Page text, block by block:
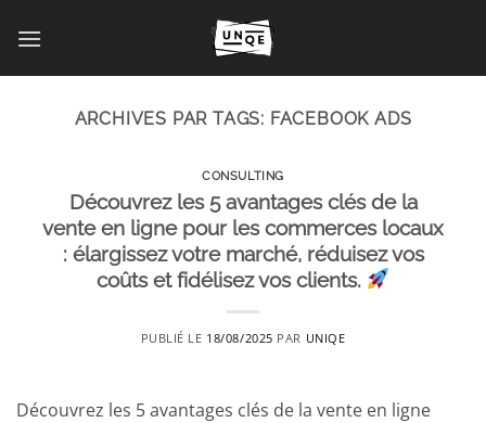
au
ARCHIVES PAR TAGS: FACEBOOK ADS
CONSULTING
Découvrez les 5 avantages clés de la
vente en ligne pour les commerces locaux
: élargissez votre marché, réduisez vos
coûts et fidélisez vos clients.
PUBLIÉ LE 18/08/2025 PAR UNIQE
Découvrez les 5 avantages clés de la vente en ligne